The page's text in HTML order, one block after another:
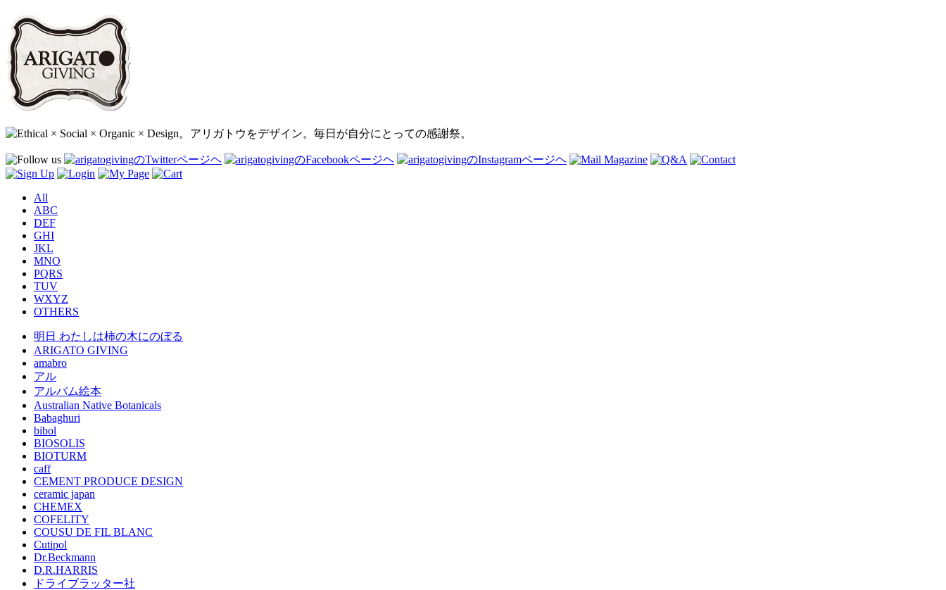
All
ABC
DEF
GHI
JKL
MNO
PQRS
TUV
WXYZ
OTHERS
明日 わたしは柿の木にのぼる
ARIGATO GIVING
amabro
アル
アルバム絵本
Australian Native Botanicals
Babaghuri
bibol
BIOSOLIS
BIOTURM
caff
CEMENT PRODUCE DESIGN
ceramic japan
CHEMEX
COFELITY
COUSU DE FIL BLANC
Cutipol
Dr.Beckmann
D.R.HARRIS
ドライブラッター社